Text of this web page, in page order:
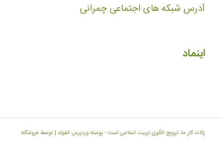
آدرس شبکه های اجتماعی چمرانی
اینماد
زکات کار ما، ترویج الگوی تربیت اسلامی است -پوسته وردپرس انفولد | توسط فروشگاه